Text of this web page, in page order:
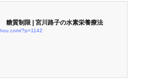
糖質制限 | 宮川路子の水素栄養療法
?p=1142